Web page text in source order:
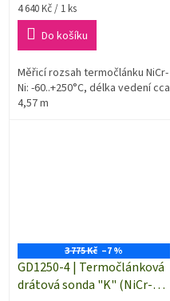
Měrná
cena:
4 640 Kč / 1 ks
Do košíku
Měřicí rozsah termočlánku NiCr-
Ni: -60..+250°C, délka vedení cca
4,57 m
3 775 Kč –7 %
GD1250-4 | Termočlánková
drátová sonda "K" (NiCr-